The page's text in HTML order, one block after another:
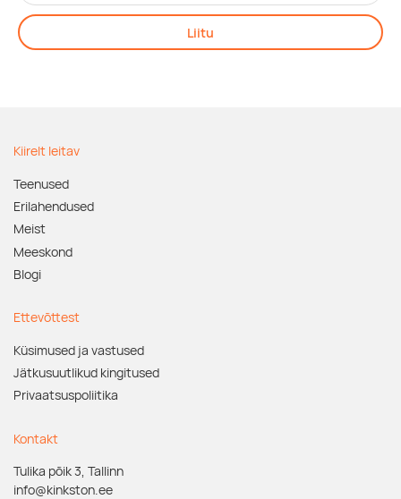
Liitu
Kiirelt leitav
Teenused
Erilahendused
Meist
Meeskond
Blogi
Ettevõttest
Küsimused ja vastused
Jätkusuutlikud kingitused
Privaatsuspoliitika
Kontakt
Tulika põik 3, Tallinn
info@kinkston.ee